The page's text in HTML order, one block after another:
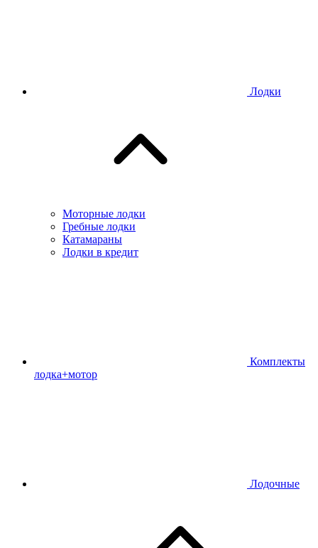
Лодки
Моторные лодки
Гребные лодки
Катамараны
Лодки в кредит
Комплекты
лодка+мотор
Лодочные